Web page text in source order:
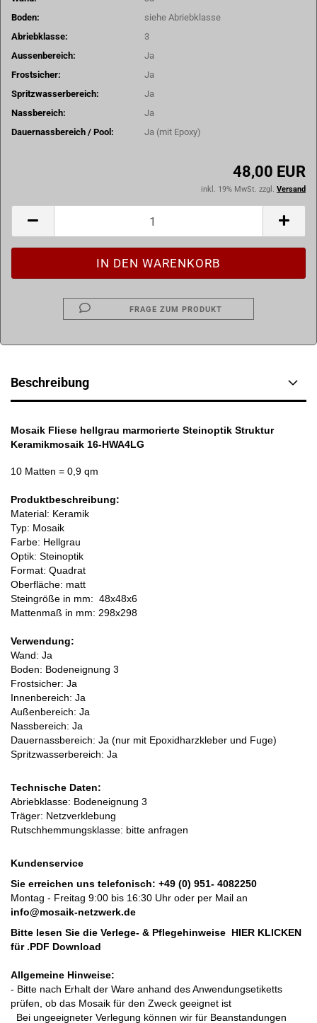
Boden:
siehe Abriebklasse
Abriebklasse:
3
Aussenbereich:
Ja
Frostsicher:
Ja
Spritzwasserbereich:
Ja
Nassbereich:
Ja
Dauernassbereich / Pool:
Ja (mit Epoxy)
48,00 EUR
inkl. 19% MwSt. zzgl. Versand
FRAGE ZUM PRODUKT
Beschreibung
Mosaik Fliese hellgrau marmorierte Steinoptik Struktur
Keramikmosaik 16-HWA4LG
10 Matten = 0,9 qm
Produktbeschreibung:
Material: Keramik
Typ: Mosaik
Farbe: Hellgrau
Optik: Steinoptik
Format: Quadrat
Oberfläche: matt
Steingröße in mm: 48x48x6
Mattenmaß in mm: 298x298
Verwendung:
Wand: Ja
Boden: Bodeneignung 3
Frostsicher: Ja
Innenbereich: Ja
Außenbereich: Ja
Nassbereich: Ja
Dauernassbereich: Ja (nur mit Epoxidharzkleber und Fuge)
Spritzwasserbereich: Ja
Technische Daten:
Abriebklasse: Bodeneignung 3
Träger: Netzverklebung
Rutschhemmungsklasse: bitte anfragen
Kundenservice
Sie erreichen uns telefonisch: +49 (0) 951- 4082250
Montag - Freitag 9:00 bis 16:30 Uhr oder per Mail an
info@mosaik-netzwerk.de
Bitte lesen Sie die Verlege- & Pflegehinweise HIER KLICKEN
für .PDF Download
Allgemeine Hinweise:
- Bitte nach Erhalt der Ware anhand des Anwendungsetiketts
prüfen, ob das Mosaik für den Zweck geeignet ist
Bei ungeeigneter Verlegung können wir für Beanstandungen